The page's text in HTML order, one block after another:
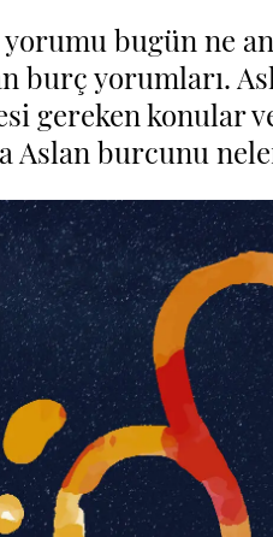
bugün ne
burç yorumları.
gereken konular
Aslan burcunu